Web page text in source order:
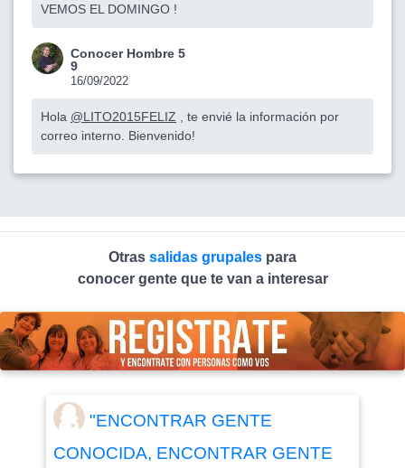
VEMOS EL DOMINGO !
Conocer Hombre 5
9
16/09/2022
Hola @LITO2015FELIZ , te envié la información por
correo interno. Bienvenido!
Otras salidas grupales para
conocer gente que te van a interesar
"ENCONTRAR GENTE
CONOCIDA, ENCONTRAR GENTE